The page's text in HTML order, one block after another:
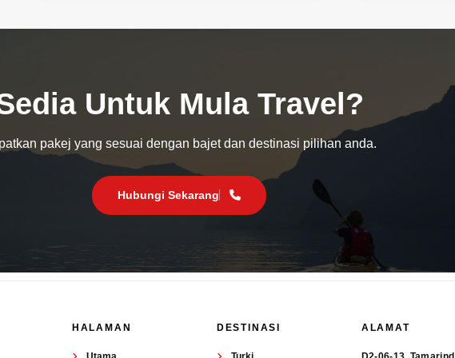
Untuk Mula Travel?
pakej yang sesuai dengan bajet dan destinasi pilihan anda.
Hubungi Sekarang
HALAMAN DESTINASI ALAMAT